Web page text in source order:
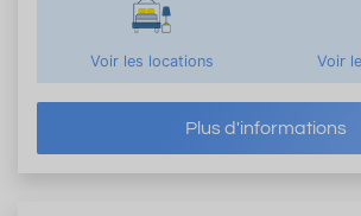
Voir les locations Voir
Plus d'informations